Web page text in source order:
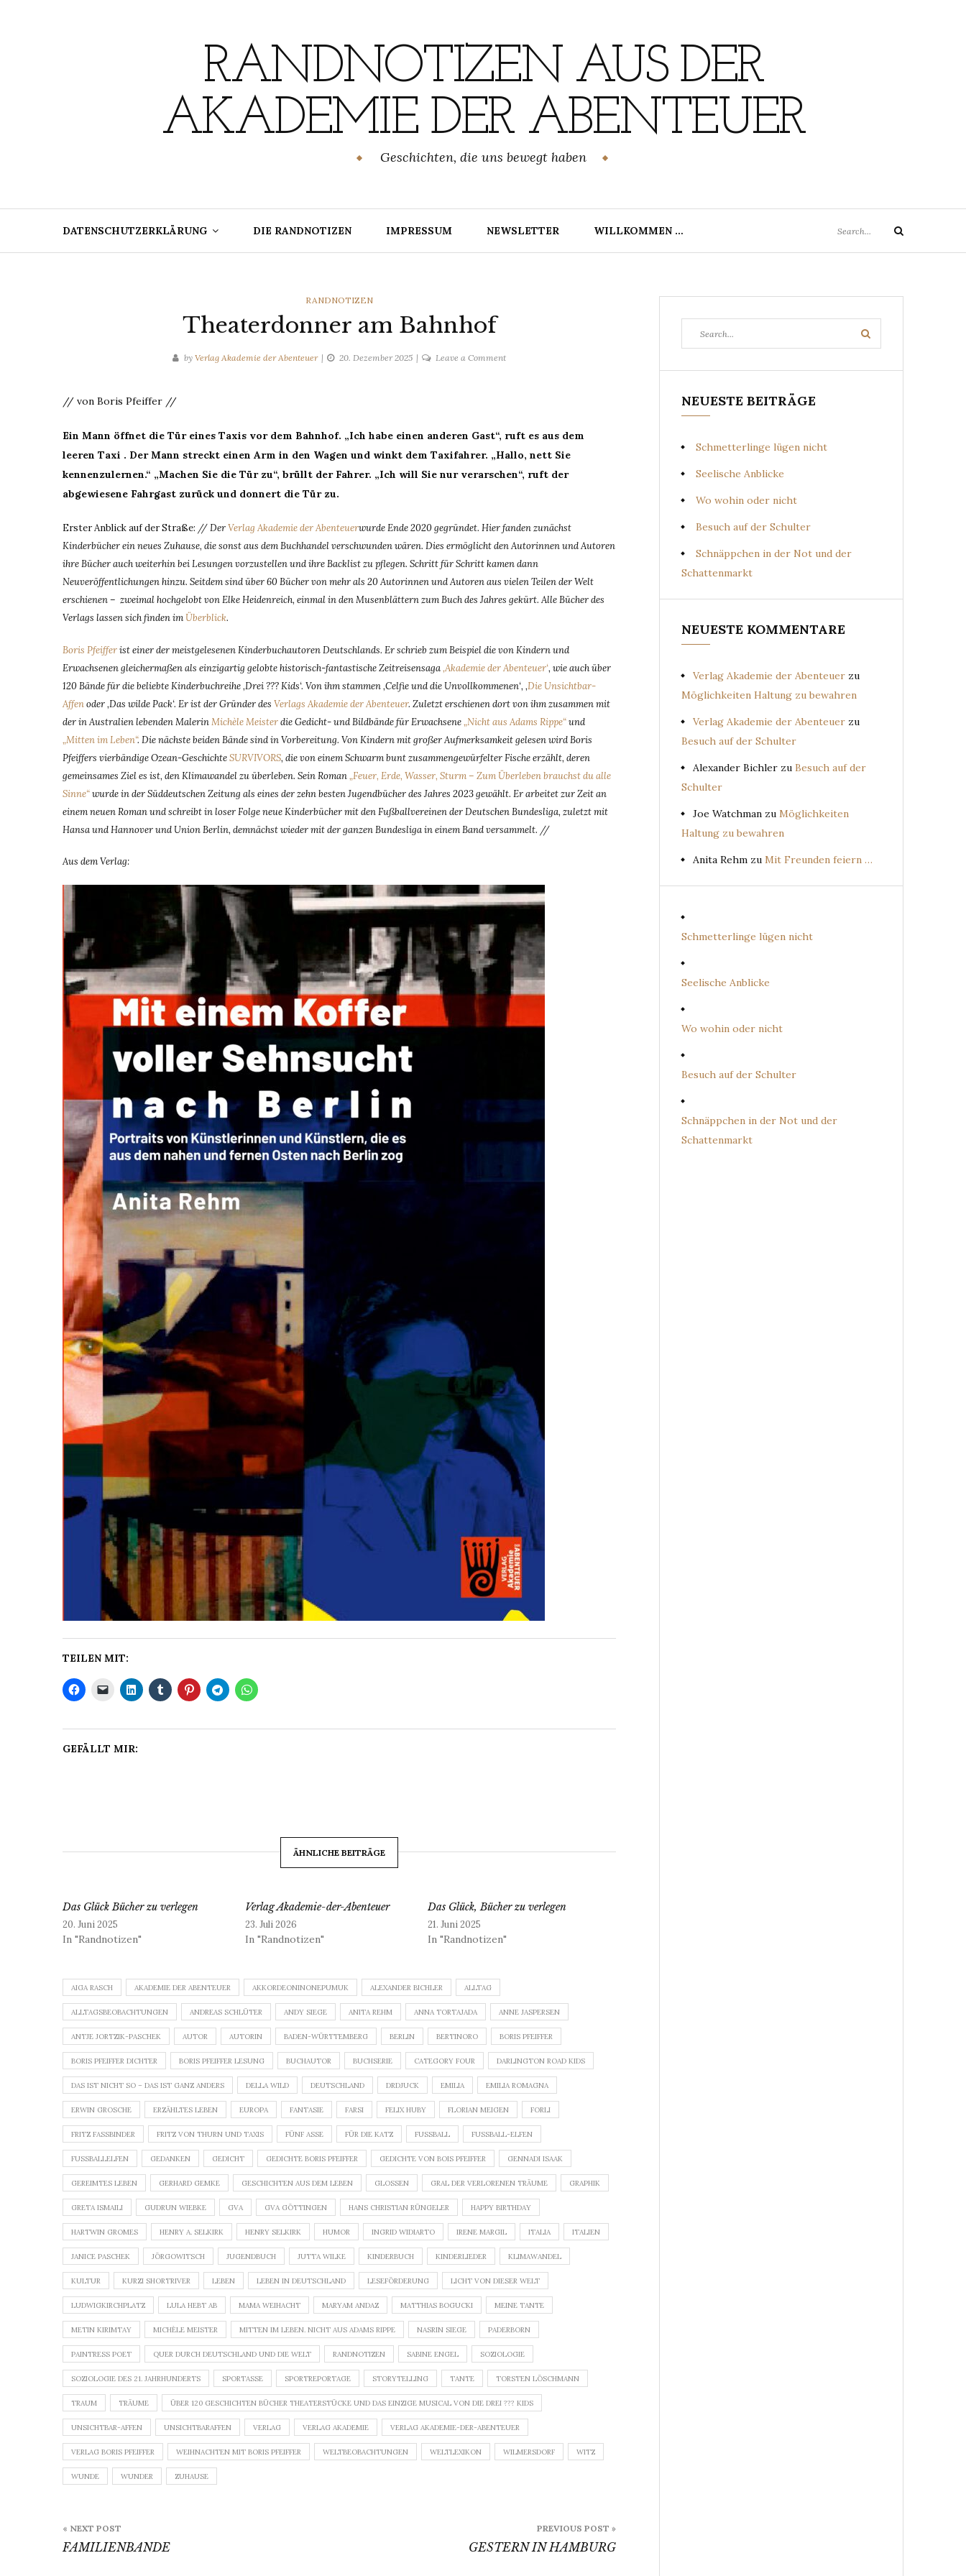
RANDNOTIZEN AUS DER
AKADEMIE DER ABENTEUER
Geschichten, die uns bewegt haben
DATENSCHUTZERKLÄRUNG DIE RANDNOTIZEN IMPRESSUM NEWSLETTER WILLKOMMEN …
for:
Search
CATEGORIES
RANDNOTIZEN
Theaterdonner am Bahnhof
by Verlag Akademie der Abenteuer 20. Dezember 2025 Leave a Commenton
// von Boris Pfeiffer //
Ein Mann öffnet die Tür eines Taxis vor dem Bahnhof. „Ich habe einen anderen Gast“, ruft es aus dem
leeren Taxi . Der Mann streckt einen Arm in den Wagen und winkt dem Taxifahrer. „Hallo, nett Sie
kennenzulernen.“ „Machen Sie die Tür zu“, brüllt der Fahrer. „Ich will Sie nur verarschen“, ruft der
abgewiesene Fahrgast zurück und donnert die Tür zu.
Erster Anblick auf der Straße: // DerVerlag Akademie der Abenteuerwurde Ende 2020 gegründet. Hier fanden zunächst
Kinderbücher ein neues Zuhause, die sonst aus dem Buchhandel verschwunden wären. Dies ermöglicht den Autorinnen und Autoren
ihre Bücher auch weiterhin bei Lesungen vorzustellen und ihre Backlist zu pflegen. Schritt für Schritt kamen dann
Neuveröffentlichungen hinzu. Seitdem sind über 60 Bücher von mehr als 20 Autorinnen und Autoren aus vielen Teilen der Welt
erschienen – zweimal hochgelobt von Elke Heidenreich, einmal in den Musenblättern zum Buch des Jahres gekürt. Alle Bücher des
Verlags lassen sich finden imÜberblick.
Boris Pfeifferist einer der meistgelesenen Kinderbuchautoren Deutschlands. Er schrieb zum Beispiel die von Kindern und
Erwachsenen gleichermaßen als einzigartig gelobte historisch-fantastische Zeitreisensaga‚Akademie der Abenteuer‘, wie auch über
120 Bände für die beliebte Kinderbuchreihe ‚Drei ??? Kids‘. Von ihm stammen ‚Celfie und die Unvollkommenen‘, ‚Die Unsichtbar-
Affenoder ‚Das wilde Pack‘. Er ist der Gründer des Verlags Akademie der Abenteuer. Zuletzt erschienen dort von ihm zusammen mit
der in Australien lebenden MalerinMichèle Meisterdie Gedicht- und Bildbände für Erwachsene„Nicht aus Adams Rippe“und
„Mitten im Leben“. Die nächste beiden Bände sind in Vorbereitung. Von Kindern mit großer Aufmerksamkeit gelesen wird Boris
Pfeiffers vierbändige Ozean-GeschichteSURVIVORS, die von einem Schwarm bunt zusammengewürfelter Fische erzählt, deren
gemeinsames Ziel es ist, den Klimawandel zu überleben. Sein Roman„Feuer, Erde, Wasser, Sturm – Zum Überleben brauchst du alle
Sinne“wurde in der Süddeutschen Zeitung als eines der zehn besten Jugendbücher des Jahres 2023 gewählt. Er arbeitet zur Zeit an
einem neuen Roman und schreibt in loser Folge neue Kinderbücher mit den Fußballvereinen der Deutschen Bundesliga, zuletzt mit
Hansa und Hannover und Union Berlin, demnächst wieder mit der ganzen Bundesliga in einem Band versammelt. //
Aus dem Verlag:
TEILEN MIT:
GEFÄLLT MIR:
ÄHNLICHE BEITRÄGE
Das Glück Bücher zu verlegen
20. Juni 2025
In "Randnotizen"
Verlag Akademie-der-Abenteuer
23. Juli 2026
In "Randnotizen"
Das Glück, Bücher zu verlegen
21. Juni 2025
In "Randnotizen"
AIGA RASCH AKADEMIE DER ABENTEUER AKKORDEONINONEPUMUK ALEXANDER BICHLER ALLTAG
ALLTAGSBEOBACHTUNGEN ANDREAS SCHLÜTER ANDY SIEGE ANITA REHM ANNA TORTAJADA ANNE JASPERSEN
ANTJE JORTZIK-PASCHEK AUTOR AUTORIN BADEN-WÜRTTEMBERG BERLIN BERTINORO BORIS PFEIFFER
BORIS PFEIFFER DICHTER BORIS PFEIFFER LESUNG BUCHAUTOR BUCHSERIE CATEGORY FOUR DARLINGTON ROAD KIDS
DAS IST NICHT SO – DAS IST GANZ ANDERS DELLA WILD DEUTSCHLAND DRDJUCK EMILIA EMILIA ROMAGNA
ERWIN GROSCHE ERZÄHLTES LEBEN EUROPA FANTASIE FARSI FELIX HUBY FLORIAN MEIGEN FORLI
FRITZ FASSBINDER FRITZ VON THURN UND TAXIS FÜNF ASSE FÜR DIE KATZ FUSSBALL FUSSBALL-ELFEN
FUSSBALLELFEN GEDANKEN GEDICHT GEDICHTE BORIS PFEIFFER GEDICHTE VON BOIS PFEIFFER GENNADI ISAAK
GEREIMTES LEBEN GERHARD GEMKE GESCHICHTEN AUS DEM LEBEN GLOSSEN GRAL DER VERLORENEN TRÄUME GRAPHIK
GRETA ISMAILI GUDRUN WIEBKE GVA GVA GÖTTINGEN HANS CHRISTIAN RÜNGELER HAPPY BIRTHDAY
HARTWIN GROMES HENRY A. SELKIRK HENRY SELKIRK HUMOR INGRID WIDIARTO IRENE MARGIL ITALIA ITALIEN
JANICE PASCHEK JÖRGOWITSCH JUGENDBUCH JUTTA WILKE KINDERBUCH KINDERLIEDER KLIMAWANDEL
KULTUR KURZI SHORTRIVER LEBEN LEBEN IN DEUTSCHLAND LESEFÖRDERUNG LICHT VON DIESER WELT
LUDWIGKIRCHPLATZ LULA HEBT AB MAMA WEIHACHT MARYAM ANDAZ MATTHIAS BOGUCKI MEINE TANTE
METIN KIRIMTAY MICHÈLE MEISTER MITTEN IM LEBEN. NICHT AUS ADAMS RIPPE NASRIN SIEGE PADERBORN
PAINTRESS POET QUER DURCH DEUTSCHLAND UND DIE WELT RANDNOTIZEN SABINE ENGEL SOZIOLOGIE
SOZIOLOGIE DES 21. JAHRHUNDERTS SPORTASSE SPORTREPORTAGE STORYTELLING TANTE TORSTEN LÖSCHMANN
TRAUM TRÄUME ÜBER 120 GESCHICHTEN BÜCHER THEATERSTÜCKE UND DAS EINZIGE MUSICAL VON DIE DREI ??? KIDS
UNSICHTBAR-AFFEN UNSICHTBARAFFEN VERLAG VERLAG AKADEMIE VERLAG AKADEMIE-DER-ABENTEUER
VERLAG BORIS PFEIFFER WEIHNACHTEN MIT BORIS PFEIFFER WELTBEOBACHTUNGEN WELTLEXIKON WILMERSDORF WITZ
WUNDE WUNDER ZUHAUSE
PREVIOUS POST »
GESTERN IN HAMBURG
« NEXT POST
FAMILIENBANDE
for:
Search
NEUESTE BEITRÄGE
Schmetterlinge lügen nicht
Seelische Anblicke
Wo wohin oder nicht
Besuch auf der Schulter
Schnäppchen in der Not und der
Schattenmarkt
NEUESTE KOMMENTARE
Verlag Akademie der Abenteuer zu
Möglichkeiten Haltung zu bewahren
Verlag Akademie der Abenteuer zu
Besuch auf der Schulter
Alexander Bichler zu Besuch auf der
Schulter
Joe Watchman zu Möglichkeiten
Haltung zu bewahren
Anita Rehm zu Mit Freunden feiern …
Schmetterlinge lügen nicht
Seelische Anblicke
Wo wohin oder nicht
Besuch auf der Schulter
Schnäppchen in der Not und der
Schattenmarkt